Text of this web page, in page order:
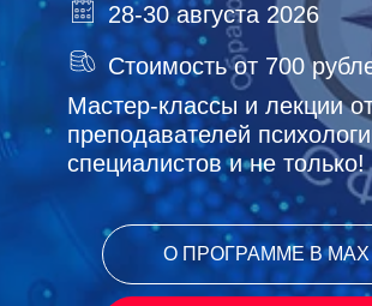
О ПРОГРАММЕ В МАХ
Мастер-классы и лекции
преподавателей
специалистов и не только!
Стоимость от 700
28-30 августа 2026